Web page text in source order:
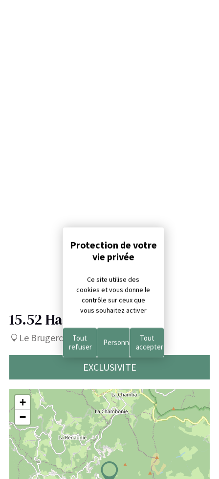
15.52 Ha 129 000 €
Le Brugeron, Puy-de-Dôme (63)
EXCLUSIVITE
+
−
Panneau de gestion des cookies
Ce site utilise des
cookies et vous donne le
contrôle sur ceux que
vous souhaitez activer
Tout
accepter
Tout
refuser
Personnaliser